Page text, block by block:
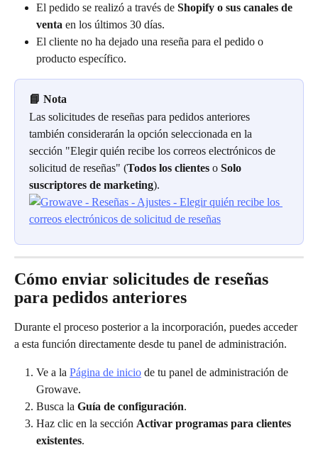
El pedido se realizó a través de Shopify o sus canales de
venta en los últimos 30 días.
El cliente no ha dejado una reseña para el pedido o
producto específico.
📘 Nota
Las solicitudes de reseñas para pedidos anteriores
también considerarán la opción seleccionada en la
sección "Elegir quién recibe los correos electrónicos de
solicitud de reseñas" (Todos los clientes o Solo
suscriptores de marketing).
Cómo enviar solicitudes de reseñas
para pedidos anteriores
Durante el proceso posterior a la incorporación, puedes acceder
a esta función directamente desde tu panel de administración.
Ve a la Página de inicio de tu panel de administración de
Growave.
Busca la Guía de configuración.
Haz clic en la sección Activar programas para clientes
existentes.